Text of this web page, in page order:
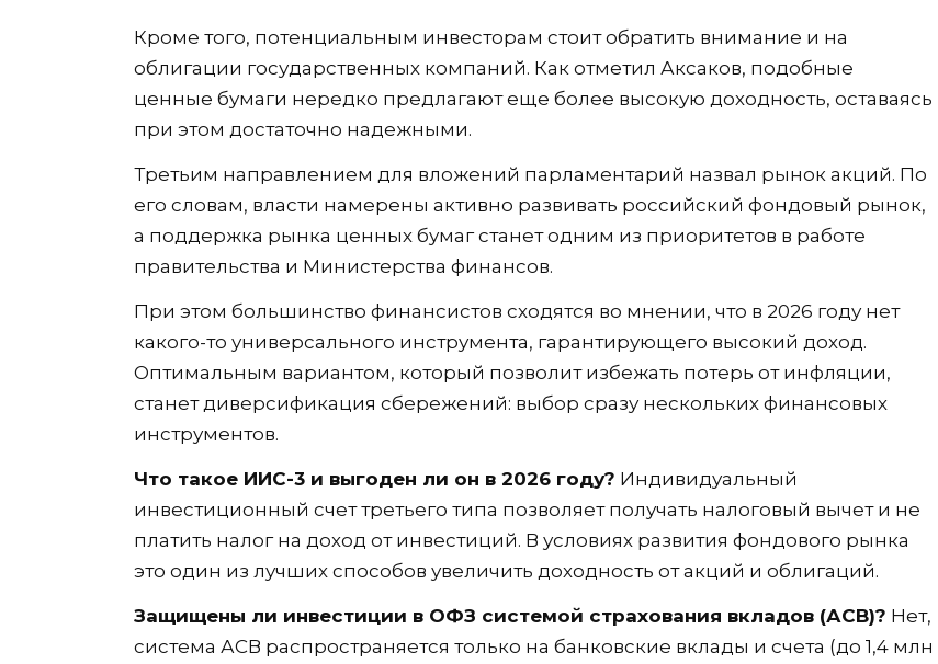
Кроме того, потенциальным инвесторам стоит обратить внимание и на
облигации государственных компаний. Как отметил Аксаков, подобные
ценные бумаги нередко предлагают еще более высокую доходность, оставаясь
при этом достаточно надежными.
Третьим направлением для вложений парламентарий назвал рынок акций. По
его словам, власти намерены активно развивать российский фондовый рынок,
а поддержка рынка ценных бумаг станет одним из приоритетов в работе
правительства и Министерства финансов.
При этом большинство финансистов сходятся во мнении, что в 2026 году нет
какого-то универсального инструмента, гарантирующего высокий доход.
Оптимальным вариантом, который позволит избежать потерь от инфляции,
станет диверсификация сбережений: выбор сразу нескольких финансовых
инструментов.
Что такое ИИС-3 и выгоден ли он в 2026 году? Индивидуальный
инвестиционный счет третьего типа позволяет получать налоговый вычет и не
платить налог на доход от инвестиций. В условиях развития фондового рынка
это один из лучших способов увеличить доходность от акций и облигаций.
Защищены ли инвестиции в ОФЗ системой страхования вкладов (АСВ)? Нет,
система АСВ распространяется только на банковские вклады и счета (до 1,4 млн